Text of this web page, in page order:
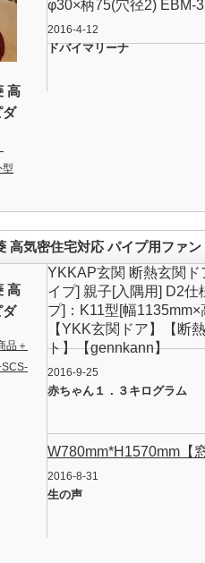
高
ダ
φ30×柄75(穴径2) EBM-
2016-4-12
ドバイマリーナ
気密住宅対応 パイプ用ファン
高
ダ
品＋
YKKAP玄関 断熱玄関ド
イプ] 親子[入隅用] D2仕
プ]：K11型[幅1135mm×
【YKK玄関ドア】【断
ト】【gennkann】
2016-9-25
赤ちゃん１．３キログラム
W780mm*H1570mm【
2016-8-31
生の声